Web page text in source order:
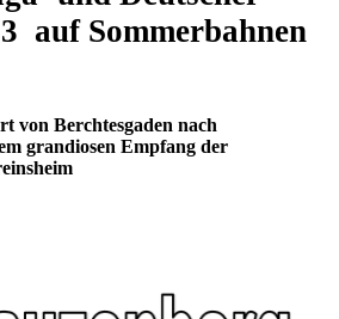
auf Sommerbahnen
von Berchtesgaden nach
grandiosen Empfang der